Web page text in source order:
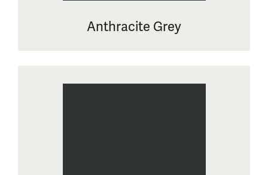
Anthracite Grey